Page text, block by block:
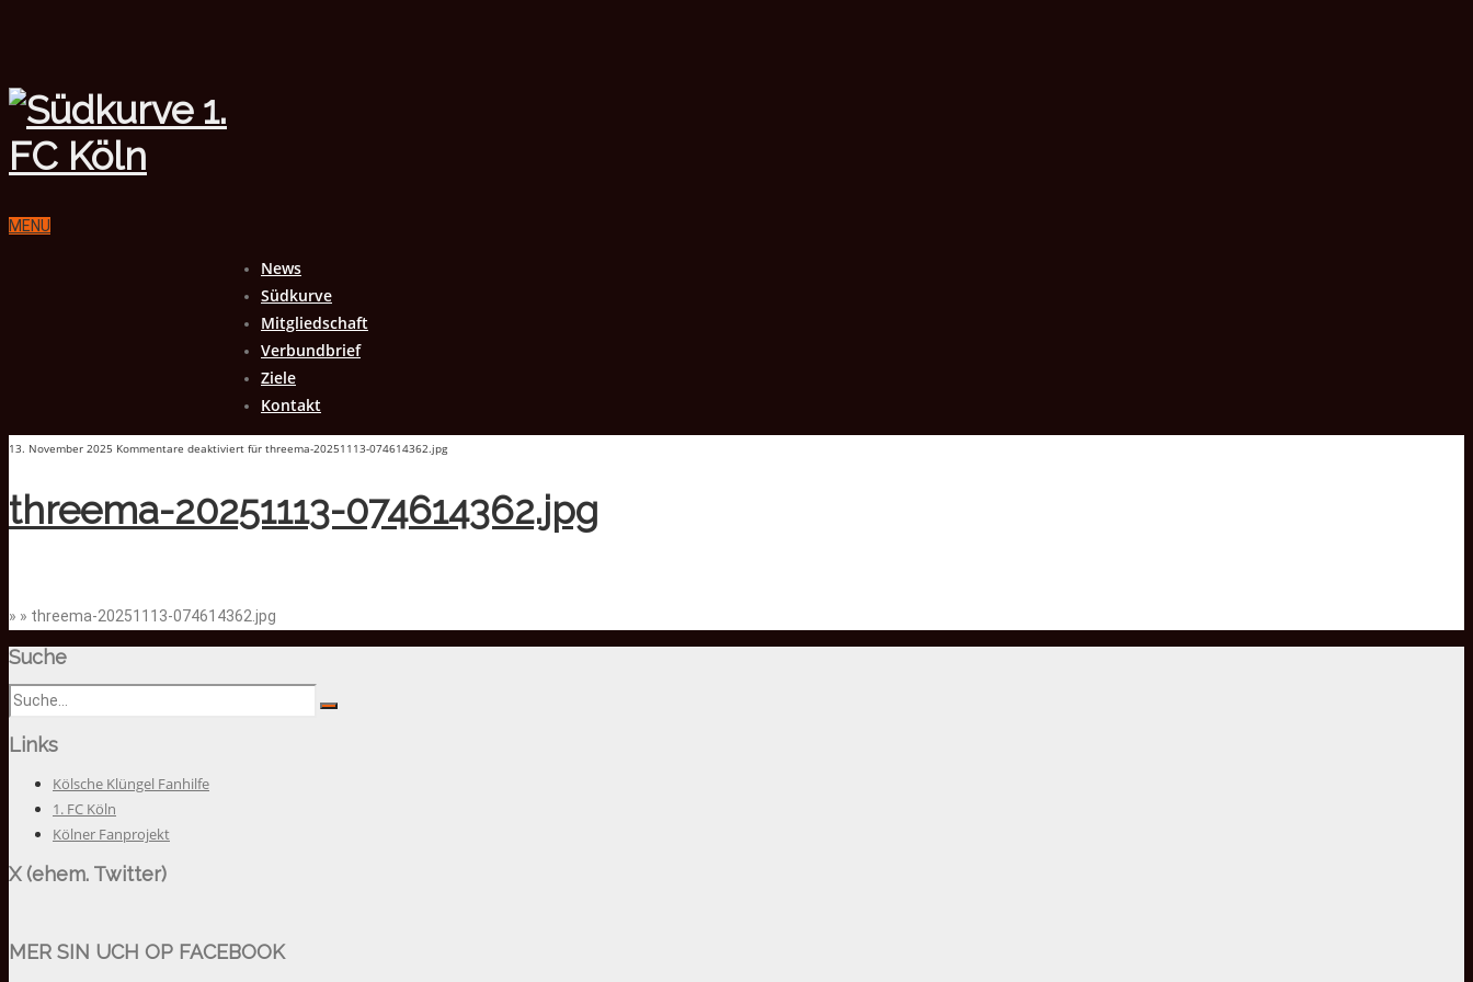
MENU
News
Südkurve
Mitgliedschaft
Verbundbrief
Ziele
Kontakt
13. November 2025 Kommentare deaktiviert für threema-20251113-074614362.jpg
threema-20251113-074614362.jpg
» » threema-20251113-074614362.jpg
Suche
Links
Kölsche Klüngel Fanhilfe
1. FC Köln
Kölner Fanprojekt
X (ehem. Twitter)
MER SIN UCH OP FACEBOOK